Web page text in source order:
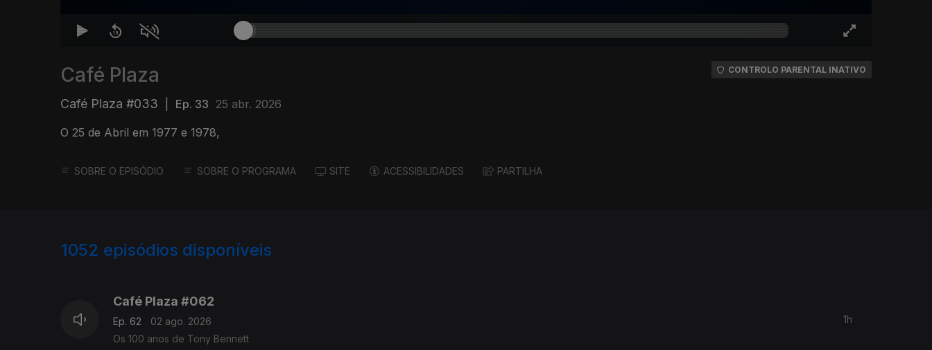
Café Plaza
Café Plaza #033 Ep. 33 25 abr. 2026
O 25 de Abril em 1977 e 1978,
CONTROLO PARENTAL INATIVO
SOBRE O EPISÓDIO SOBRE O PROGRAMA SITE ACESSIBILIDADES PARTILHA
1052 episódios disponíveis
Café Plaza #062
Ep. 62
02 ago. 2026
Os 100 anos de Tony Bennett
1h